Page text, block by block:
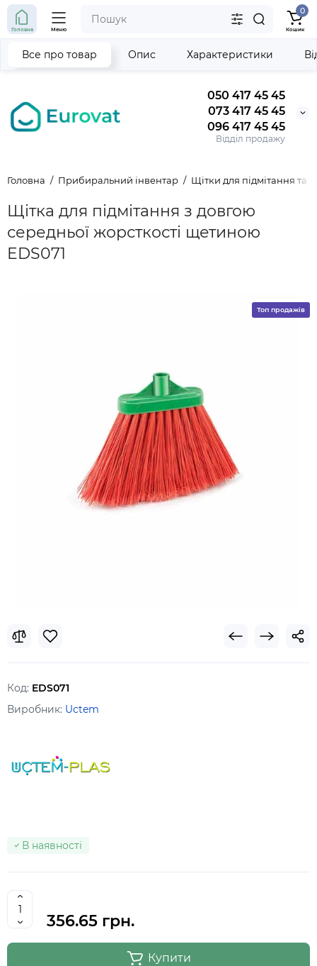
050 417 45 45
073 417 45 45
096 417 45 45
Відділ продажу
Головна Меню
0
Кошик
Головна Прибиральний інвентар Щітки для підмітання та
Щітка для підмітання з довгою
середньої жорсткості щетиною
EDS071
Все про товар Опис Характеристики
Топ продажів
Код: EDS071
Виробник: Uctem
В наявності
356.65 грн.
Купити